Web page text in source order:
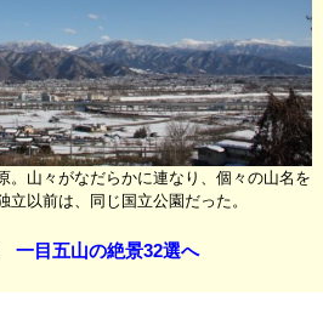
。山々がなだらかに連なり、個々の山名を
以前は、同じ国立公園だった。
一目五山の絶景32選へ